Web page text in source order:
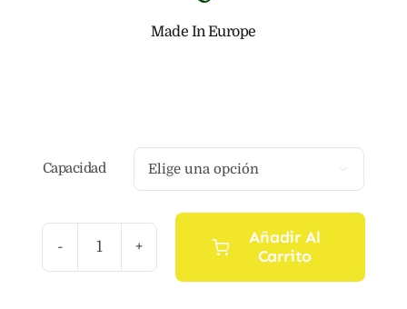
Made In Europe
Capacidad
Añadir Al
Carrito